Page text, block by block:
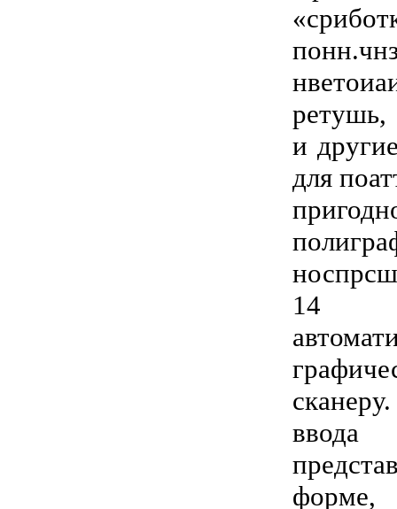
ретушь,
и
для
14